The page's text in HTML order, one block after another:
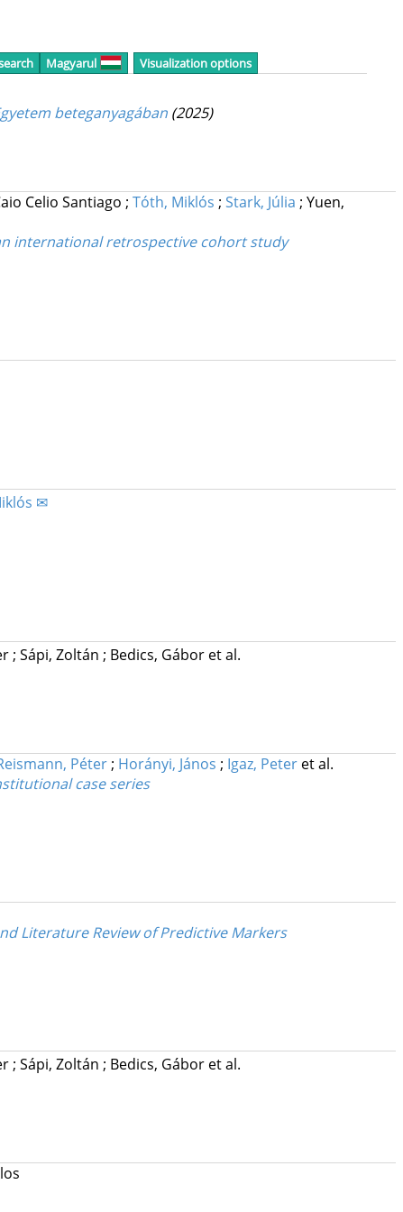
Magyarul Visualization options
beteganyagában (2025)
Celio Santiago ; Tóth, Miklós ; Stark, Júlia ; Yuen,
international retrospective cohort study
✉
; Sápi, Zoltán ; Bedics, Gábor et al.
Péter ; Horányi, János ; Igaz, Peter et al.
case series
Literature Review of Predictive Markers
; Sápi, Zoltán ; Bedics, Gábor et al.